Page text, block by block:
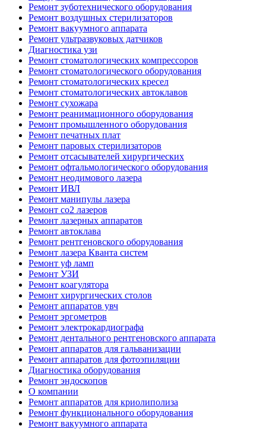
Ремонт зуботехнического оборудования
Ремонт воздушных стерилизаторов
Ремонт вакуумного аппарата
Ремонт ультразвуковых датчиков
Диагностика узи
Ремонт стоматологических компрессоров
Ремонт стоматологического оборудования
Ремонт стоматологических кресел
Ремонт стоматологических автоклавов
Ремонт сухожара
Ремонт реанимационного оборудования
Ремонт промышленного оборудования
Ремонт печатных плат
Ремонт паровых стерилизаторов
Ремонт отсасывателей хирургических
Ремонт офтальмологического оборудования
Ремонт неодимового лазера
Ремонт ИВЛ
Ремонт манипулы лазера
Ремонт co2 лазеров
Ремонт лазерных аппаратов
Ремонт автоклава
Ремонт рентгеновского оборудования
Ремонт лазера Кванта систем
Ремонт уф ламп
Ремонт УЗИ
Ремонт коагулятора
Ремонт хирургических столов
Ремонт аппаратов увч
Ремонт эргометров
Ремонт электрокардиографа
Ремонт дентального рентгеновского аппарата
Ремонт аппаратов для гальванизации
Ремонт аппаратов для фотоэпиляции
Диагностика оборудования
Ремонт эндоскопов
О компании
Ремонт аппаратов для криолиполиза
Ремонт функционального оборудования
Ремонт вакуумного аппарата